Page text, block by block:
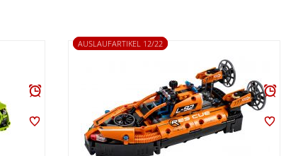
AUSLAUFARTIKEL 12/22